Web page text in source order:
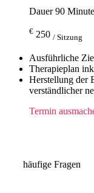
Dauer 90
€ 250 / Sitzung
Ausführliche
Therapieplan
Herstellung der
verständlicher
Termin
häufige Fragen